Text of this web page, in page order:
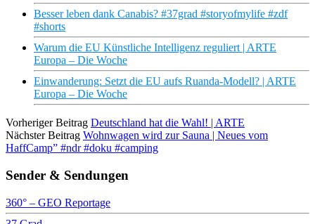
Besser leben dank Canabis? #37grad #storyofmylife #zdf
#shorts
Warum die EU Künstliche Intelligenz reguliert | ARTE
Europa – Die Woche
Einwanderung: Setzt die EU aufs Ruanda-Modell? | ARTE
Europa – Die Woche
Vorheriger Beitrag Deutschland hat die Wahl! | ARTE
Nächster Beitrag Wohnwagen wird zur Sauna | Neues vom
HaffCamp” #ndr #doku #camping
Sender & Sendungen
360° – GEO Reportage